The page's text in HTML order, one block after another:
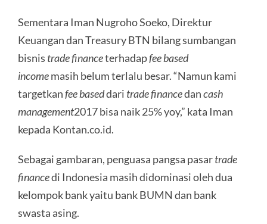
Sementara Iman Nugroho Soeko, Direktur
Keuangan dan Treasury BTN bilang sumbangan
bisnis trade financeterhadapfee based
incomemasih belum terlalu besar. “Namun kami
targetkanfee baseddari trade financedancash
management2017 bisa naik 25% yoy,” kata Iman
kepada Kontan.co.id.
Sebagai gambaran, penguasa pangsa pasartrade
financedi Indonesia masih didominasi oleh dua
kelompok bank yaitu bank BUMN dan bank
swasta asing.